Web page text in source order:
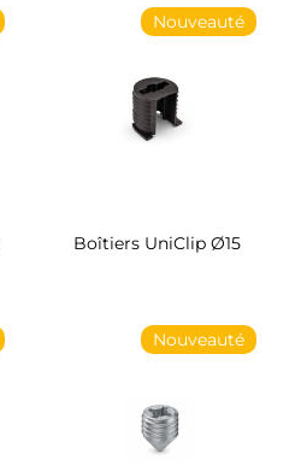
Nouveauté
Boîtiers UniClip Ø15
Nouveauté